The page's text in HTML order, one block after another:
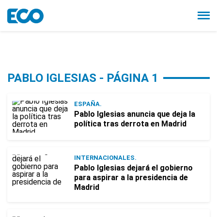
PABLO IGLESIAS - PÁGINA 1
ESPAÑA.
Pablo Iglesias anuncia que deja la
política tras derrota en Madrid
INTERNACIONALES.
Pablo Iglesias dejará el gobierno
para aspirar a la presidencia de
Madrid